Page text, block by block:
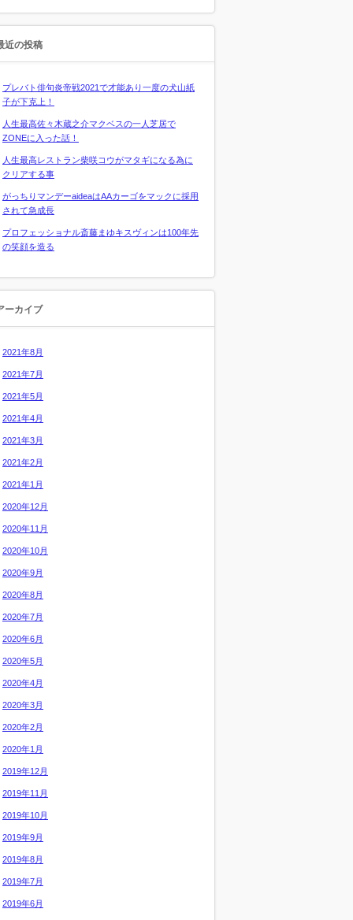
近の投稿
プレバト俳句炎帝戦2021で才能あり一度の犬山紙
子が下克上！
人生最高佐々木蔵之介マクベスの一人芝居で
ZONEに入った話！
人生最高レストラン柴咲コウがマタギになる為に
クリアする事
がっちりマンデーaideaはAAカーゴをマックに採用
されて急成長
プロフェッショナル斎藤まゆキスヴィンは100年先
の笑顔を造る
ーカイブ
2021年8月
2021年7月
2021年5月
2021年4月
2021年3月
2021年2月
2021年1月
2020年12月
2020年11月
2020年10月
2020年9月
2020年8月
2020年7月
2020年6月
2020年5月
2020年4月
2020年3月
2020年2月
2020年1月
2019年12月
2019年11月
2019年10月
2019年9月
2019年8月
2019年7月
2019年6月